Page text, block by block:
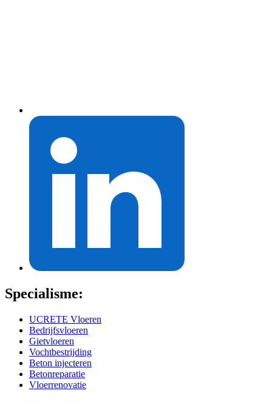
Specialisme:
UCRETE Vloeren
Bedrijfsvloeren
Gietvloeren
Vochtbestrijding
Beton injecteren
Betonreparatie
Vloerrenovatie